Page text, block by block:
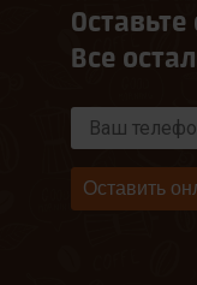
Все
Оставить